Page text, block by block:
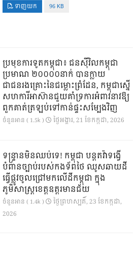
ទាញយក 96 KB
ប្រមុខការទូតកម្ពុជា៖ ជនស៊ីវិលកម្ពុជា
ប្រមាណ ២០០០០នាក់ បានក្លាយ
ជាជនរងគ្រោះនៃជម្លោះព្រំដែន, កម្ពុជាស្នើ
សហការីអាស៊ានជួយគាំទ្រការអំពាវនាវឱ្យ
ពួកគាត់ត្រឡប់ទៅកាន់ផ្ទះសម្បែងវិញ
ចំនួនអាន ( 1.5k ) ថ្ងៃ​អង្គារ, 21 ខែ​កក្កដា, 2026
ទន្ទ្រានមិនឈប់ទេ! កម្ពុជា បន្តតវ៉ាទង្វើ
បំពានច្បាប់របស់កងទ័ពថៃ ឈូសឆាយដី
ធ្វើផ្លូវចូលជ្រៅមកលើដីកម្ពុជា ក្នុង
ភូមិសាស្ត្រខេត្តឧត្តរមានជ័យ
ចំនួនអាន ( 1.4k )
ថ្ងៃ​ព្រហស្បតិ៍, 23 ខែ​កក្កដា,
2026